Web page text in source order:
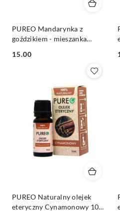
PUREO Mandarynka z
goździkiem - mieszanka
eterycznych 10 ml
Cena:
15.00
PUREO Naturalny olejek
eteryczny Cynamonowy 10